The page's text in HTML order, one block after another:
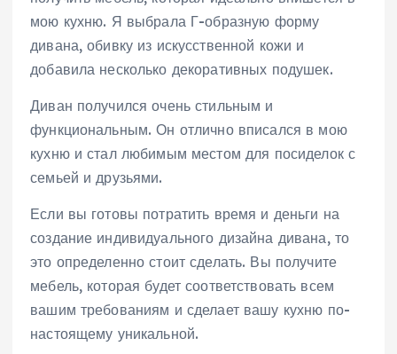
мою кухню. Я выбрала Г-образную форму
дивана, обивку из искусственной кожи и
добавила несколько декоративных подушек.
Диван получился очень стильным и
функциональным. Он отлично вписался в мою
кухню и стал любимым местом для посиделок с
семьей и друзьями.
Если вы готовы потратить время и деньги на
создание индивидуального дизайна дивана, то
это определенно стоит сделать. Вы получите
мебель, которая будет соответствовать всем
вашим требованиям и сделает вашу кухню по-
настоящему уникальной.